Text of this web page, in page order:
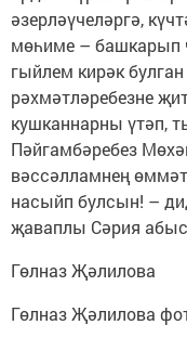
әзерләүчеләргә,
мөһиме – башкарып
гыйлем кирәк
рәхмәтләребезне
кушканнарны үтәп,
Пәйгамбәребез
вәссәлламнең
насыйп булсын! –
җаваплы Сәрия
Гөлназ Җәлилова
Гөлназ Җәлилова